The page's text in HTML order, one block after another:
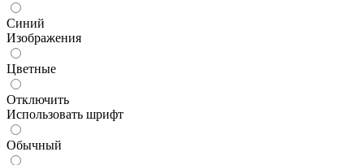
Синий
Изображения
Цветные
Отключить
Использовать шрифт
Обычный